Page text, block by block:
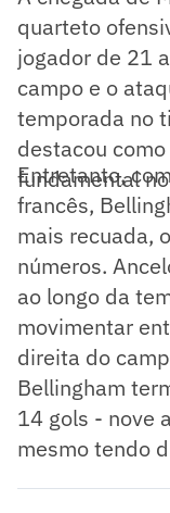
quarteto
jogador de 21
campo e o
temporada no
destacou
fundamental
Entretanto,
francês,
mais recuada,
números.
ao longo da
movimentar
direita do
Bellingham
14 gols - nove
mesmo tendo